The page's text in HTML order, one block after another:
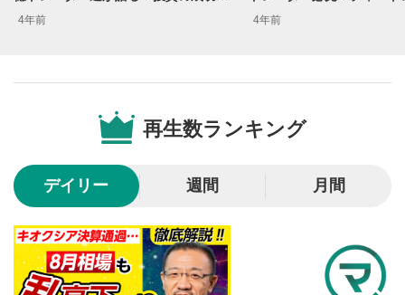
クリックするとYouTubeの「後で見る」の再生リスト
SNSやメールなどで動画を共有・シェアすることがで
スマートフォンで視聴の場合は動画再生エリア右上のメニュ
ー内にあります。
5
シークバー
再生位置を示しています。再生したい位置をクリック
するとその位置から動画が再生されます。
6 再生ボタン
4年前 4年前
再生数ランキング
デイリー 週間 月間